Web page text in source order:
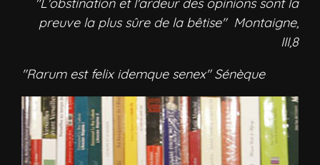
preuve la plus sûre de la bêtise" Montaigne,
III,8
"Rarum est felix idemque senex" Sénèque